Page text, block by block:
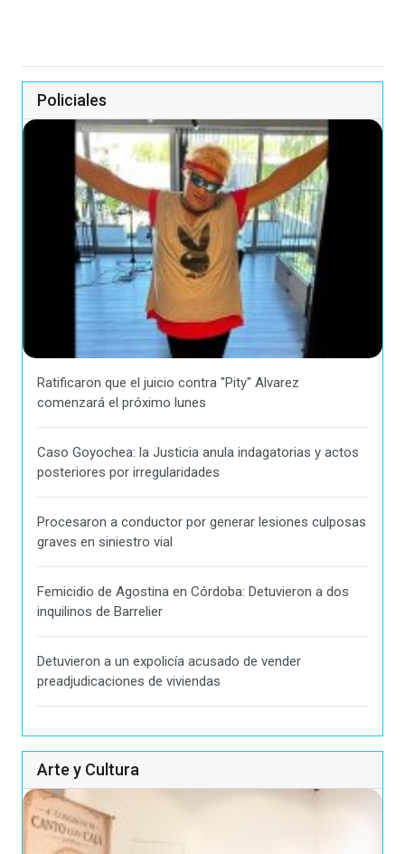
Policiales
Ratificaron que el juicio contra "Pity" Alvarez
comenzará el próximo lunes
Caso Goyochea: la Justicia anula indagatorias y actos
posteriores por irregularidades
Procesaron a conductor por generar lesiones culposas
graves en siniestro vial
Femicidio de Agostina en Córdoba: Detuvieron a dos
inquilinos de Barrelier
Detuvieron a un expolicía acusado de vender
preadjudicaciones de viviendas
Arte y Cultura